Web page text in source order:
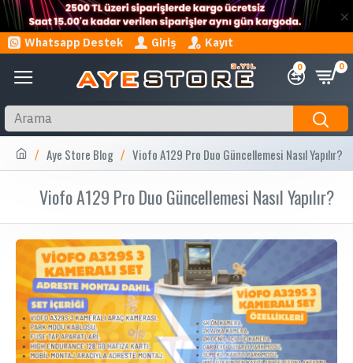
Whatsapp Destek Giriş Kayıt
0 0
Aye Store Blog Viofo A129 Pro Duo Güncellemesi Nasıl Yapılır?
Viofo A129 Pro Duo Güncellemesi Nasıl Yapılır?